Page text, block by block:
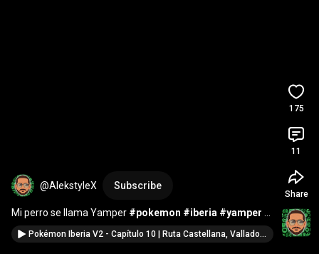
@AlekstyleX Subscribe
Mi perro se llama Yamper #pokemon #iberia #yamper
#perro#perros#dog#dogs#puppy#puppies
Pokémon Iberia V2 - Capítulo 10 | Ruta Castellana, Valladolid, Gimnasio Valladolid y Pamplona
175
11
Share